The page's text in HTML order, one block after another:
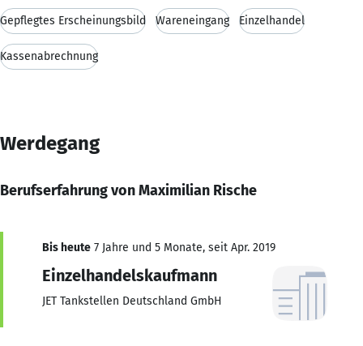
Gepflegtes Erscheinungsbild Wareneingang Einzelhandel
Kassenabrechnung
Werdegang
Berufserfahrung von Maximilian Rische
Bis heute 7 Jahre und 5 Monate, seit Apr. 2019
Einzelhandelskaufmann
JET Tankstellen Deutschland GmbH